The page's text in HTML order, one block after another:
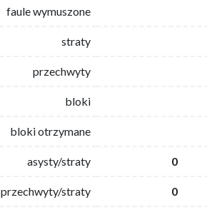
faule wymuszone
straty
przechwyty
bloki
bloki otrzymane
asysty/straty 0
przechwyty/straty 0